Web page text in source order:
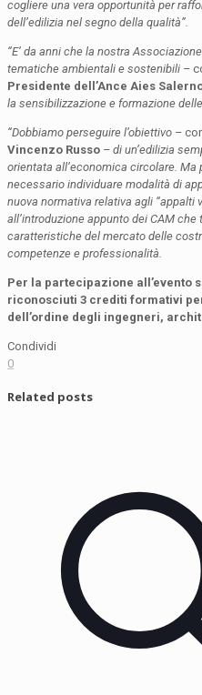
cogliere una vera opportunità per
dell’edilizia nel segno della qualità”.
“E’ da anni che la nostra
tematiche ambientali e sostenibili –
Presidente dell’Ance Aies
la sensibilizzazione e formazione
“Dobbiamo perseguire l’obiettivo –
Vincenzo Russo – di un’edilizia
orientata all’economica circolare. Ma
necessario individuare modalità di
nuova normativa relativa agli “appalti
all’introduzione appunto dei CAM
caratteristiche del mercato delle
competenze e professionalità.
Per la partecipazione all’evento
riconosciuti 3 crediti formativi
dell’ordine degli ingegneri,
Condividi
0
Related posts